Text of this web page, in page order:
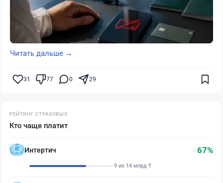
Читать дальше →
31 77 0 29
РЕЙТИНГ СТРАХОВЫХ
Кто чаще платит
Интертич 67%
9 из 14 млрд ₸